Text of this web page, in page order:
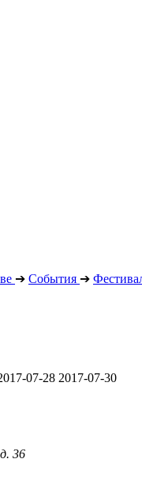
➔ События ➔
07-28 2017-07-30
36